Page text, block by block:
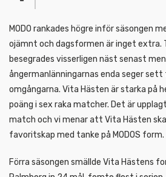
MODO rankades högre inför säsongen
ojämnt och dagsformen är inget extra.
besegrades visserligen näst senast
ångermanlänningarnas enda seger sett
omgångarna. Vita Hästen är starka på
poäng i sex raka matcher. Det är
match och vi menar att Vita Hästen
favoritskap med tanke på MODOS form.
Förra säsongen smällde Vita Hästens